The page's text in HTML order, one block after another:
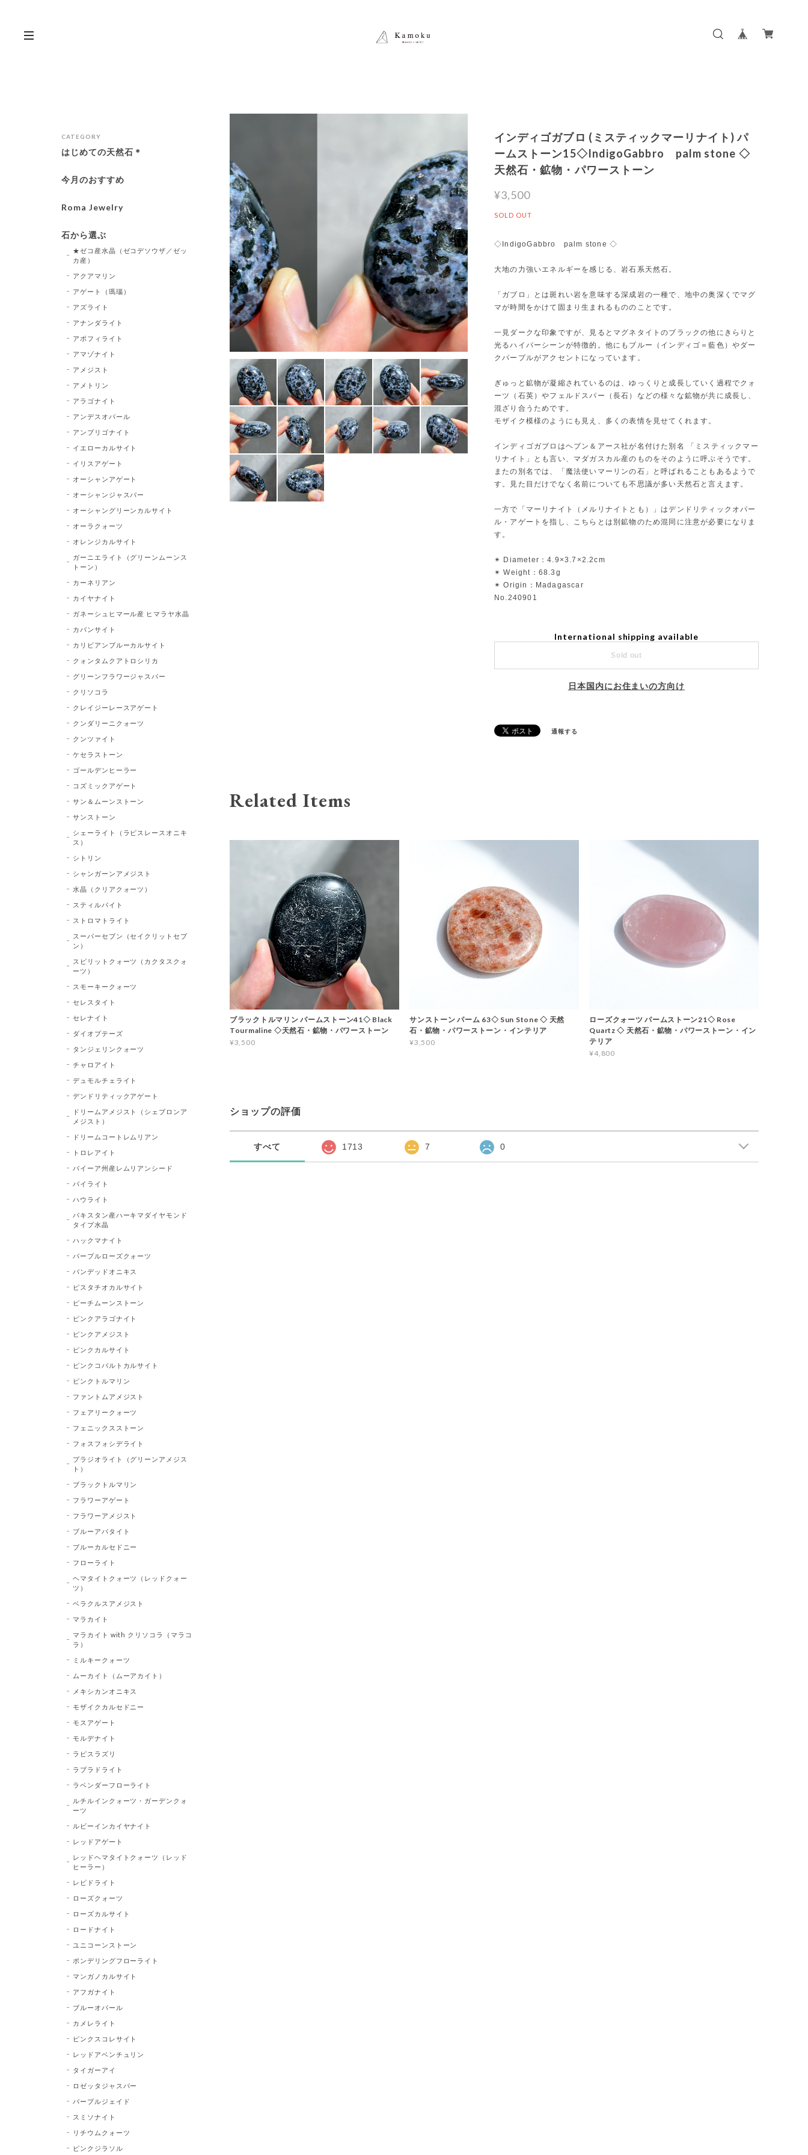
インディゴガブロ (ミスティックマーリナイト) パ
ームストーン15◇IndigoGabbro palm stone ◇
天然石・鉱物・パワーストーン
¥3,500
SOLD OUT
◇IndigoGabbro palm stone ◇
大地の力強いエネルギーを感じる、岩石系天然石。
「ガブロ」とは斑れい岩を意味する深成岩の一種で、地中の奥深くでマグ
マが時間をかけて固まり生まれるもののことです。
一見ダークな印象ですが、見るとマグネタイトのブラックの他にきらりと
光るハイパーシーンが特徴的。他にもブルー（インディゴ＝藍色）やダー
クパープルがアクセントになっています。
ぎゅっと鉱物が凝縮されているのは、ゆっくりと成長していく過程でクォ
ーツ（石英）やフェルドスパー（長石）などの様々な鉱物が共に成長し、
混ざり合うためです。
モザイク模様のようにも見え、多くの表情を見せてくれます。
インディゴガブロはヘブン＆アース社が名付けた別名 「ミスティックマー
リナイト」とも言い、マダガスカル産のものをそのように呼ぶそうです。
またの別名では、「魔法使いマーリンの石」と呼ばれることもあるようで
す。見た目だけでなく名前についても不思議が多い天然石と言えます。
一方で「マーリナイト（メルリナイトとも）」はデンドリティックオパー
ル・アゲートを指し、こちらとは別鉱物のため混同に注意が必要になりま
す。
✴︎ Diameter：4.9×3.7×2.2cm
✴︎ Weight：68.3g
✴︎ Origin：Madagascar
No.240901
International shipping available
Sold out
日本国内にお住まいの方向け
通報する
Related Items
ブラックトルマリン パームストーン41◇ Black
Tourmaline ◇天然石・鉱物・パワーストーン
¥3,500
サンストーン パーム 63◇ Sun Stone ◇ 天然
石・鉱物・パワーストーン・インテリア
¥3,500
ローズクォーツ パームストーン21◇ Rose
Quartz ◇ 天然石・鉱物・パワーストーン・イン
テリア
¥4,800
ショップの評価
すべて 1713 7 0
CATEGORY
はじめての天然石＊
今月のおすすめ
Roma Jewelry
石から選ぶ
★ゼコ産水晶（ゼコデソウザ／ゼッ
カ産）
アクアマリン
アゲート（瑪瑙）
アズライト
アナンダライト
アポフィライト
アマゾナイト
アメジスト
アメトリン
アラゴナイト
アンデスオパール
アンブリゴナイト
イエローカルサイト
イリスアゲート
オーシャンアゲート
オーシャンジャスパー
オーシャングリーンカルサイト
オーラクォーツ
オレンジカルサイト
ガーニエライト（グリーンムーンス
トーン）
カーネリアン
カイヤナイト
ガネーシュヒマール産 ヒマラヤ水晶
カバンサイト
カリビアンブルーカルサイト
クォンタムクアトロシリカ
グリーンフラワージャスパー
クリソコラ
クレイジーレースアゲート
クンダリーニクォーツ
クンツァイト
ケセラストーン
ゴールデンヒーラー
コズミックアゲート
サン＆ムーンストーン
サンストーン
シェーライト（ラピスレースオニキ
ス）
シトリン
シャンガーンアメジスト
水晶（クリアクォーツ）
スティルバイト
ストロマトライト
スーパーセブン（セイクリットセブ
ン）
スピリットクォーツ（カクタスクォ
ーツ）
スモーキークォーツ
セレスタイト
セレナイト
ダイオプテーズ
タンジェリンクォーツ
チャロアイト
デュモルチェライト
デンドリティックアゲート
ドリームアメジスト（シェブロンア
メジスト）
ドリームコートレムリアン
トロレアイト
バイーア州産レムリアンシード
パイライト
ハウライト
パキスタン産ハーキマダイヤモンド
タイプ水晶
ハックマナイト
パープルローズクォーツ
バンデッドオニキス
ピスタチオカルサイト
ピーチムーンストーン
ピンクアラゴナイト
ピンクアメジスト
ピンクカルサイト
ピンクコバルトカルサイト
ピンクトルマリン
ファントムアメジスト
フェアリークォーツ
フェニックスストーン
フォスフォシデライト
プラジオライト（グリーンアメジス
ト）
ブラックトルマリン
フラワーアゲート
フラワーアメジスト
ブルーアパタイト
ブルーカルセドニー
フローライト
ヘマタイトクォーツ（レッドクォー
ツ）
ベラクルスアメジスト
マラカイト
マラカイト with クリソコラ（マラコ
ラ）
ミルキークォーツ
ムーカイト（ムーアカイト）
メキシカンオニキス
モザイクカルセドニー
モスアゲート
モルデナイト
ラピスラズリ
ラブラドライト
ラベンダーフローライト
ルチルインクォーツ・ガーデンクォ
ーツ
ルビーインカイヤナイト
レッドアゲート
レッドヘマタイトクォーツ（レッド
ヒーラー）
レピドライト
ローズクォーツ
ローズカルサイト
ロードナイト
ユニコーンストーン
ポンデリングフローライト
マンガノカルサイト
アフガナイト
ブルーオパール
カメレライト
ピンクスコレサイト
レッドアベンチュリン
タイガーアイ
ロゼッタジャスパー
パープルジェイド
スミソナイト
リチウムクォーツ
ピンクジラソル